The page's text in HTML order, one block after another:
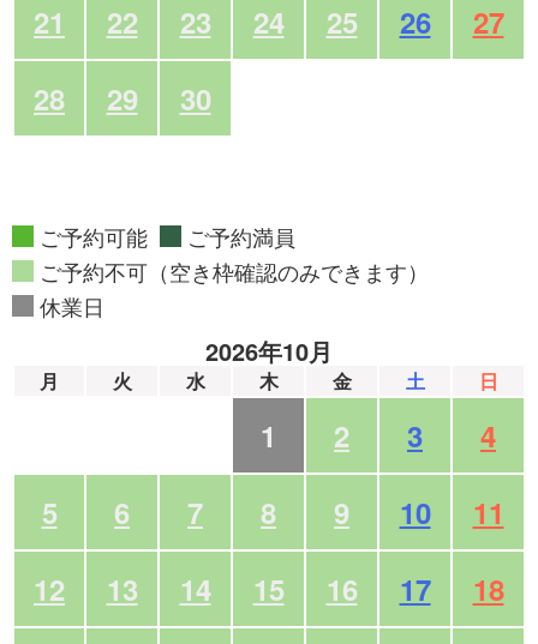
21
22 23 24 25 26
27
28
29 30
ご予約可能
ご予約満員
ご予約不可（空き枠確認のみできます）
休業日
2026年10月
月 火 水 木 金 土 日
1 2 3
4
5
6 7 8 9 10
11
12
13 14 15 16 17
18